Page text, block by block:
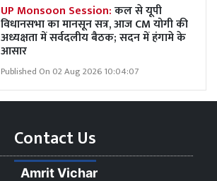
UP Monsoon Session:कल से यूपी
विधानसभा का मानसून सत्र, आज CM योगी की
अध्यक्षता में सर्वदलीय बैठक; सदन में हंगामे के
आसार
Published On 02 Aug 2026 10:04:07
Contact Us
Amrit Vichar